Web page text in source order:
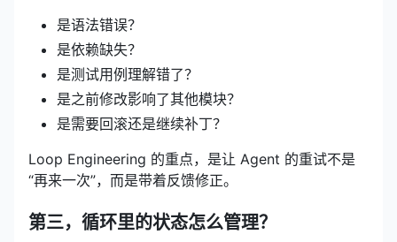
是语法错误？
是依赖缺失？
是测试用例理解错了？
是之前修改影响了其他模块？
是需要回滚还是继续补丁？
Loop Engineering 的重点，是让 Agent 的重试不是
“再来一次”，而是带着反馈修正。
第三，循环里的状态怎么管理？